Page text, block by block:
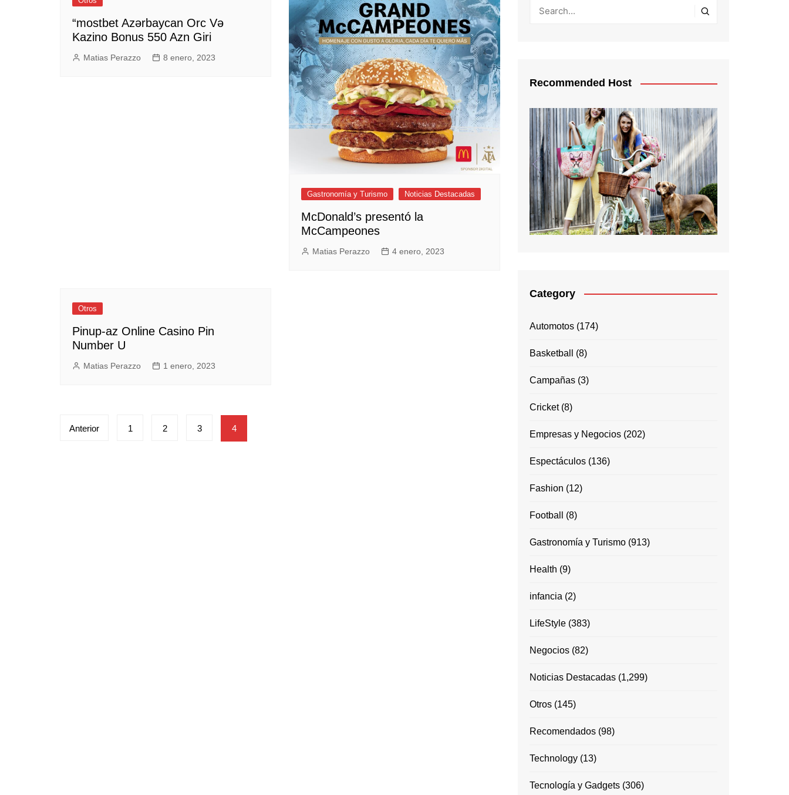
Empresas y Negocios
Automotos
Espectáculos
“mostbet Azərbaycan Orc Və
Kazino Bonus 550 Azn Giri
Matias Perazzo 8 enero, 2023
Gastronomía y Turismo Noticias Destacadas
McDonald’s presentó la
McCampeones
Matias Perazzo 4 enero, 2023
Otros
Pinup-az Online Casino Pin
Number U
Matias Perazzo 1 enero, 2023
Paginación
Anterior 1 2 3 4
Recommended Host
Category
Automotos (174)
Basketball (8)
Campañas (3)
Cricket(8)
Empresas y Negocios (202)
Espectáculos (136)
Fashion (12)
Football (8)
Gastronomía y Turismo (913)
Health (9)
infancia (2)
LifeStyle (383)
Negocios (82)
Noticias Destacadas (1,299)
Otros (145)
Recomendados (98)
Technology (13)
Tecnología y Gadgets (306)